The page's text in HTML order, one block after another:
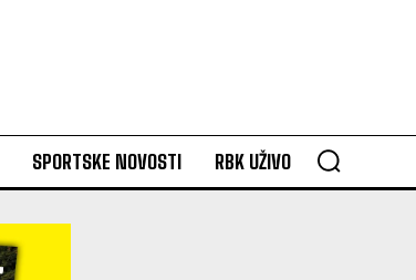
SPORTSKE NOVOSTI RBK UŽIVO